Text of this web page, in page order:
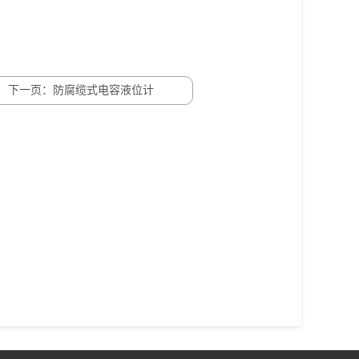
下一页：防腐缆式电容液位计